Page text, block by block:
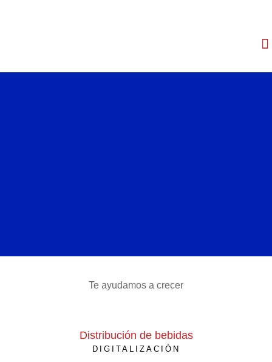
Te ayudamos a crecer
Distribución de bebidas
DIGITALIZACIÓN